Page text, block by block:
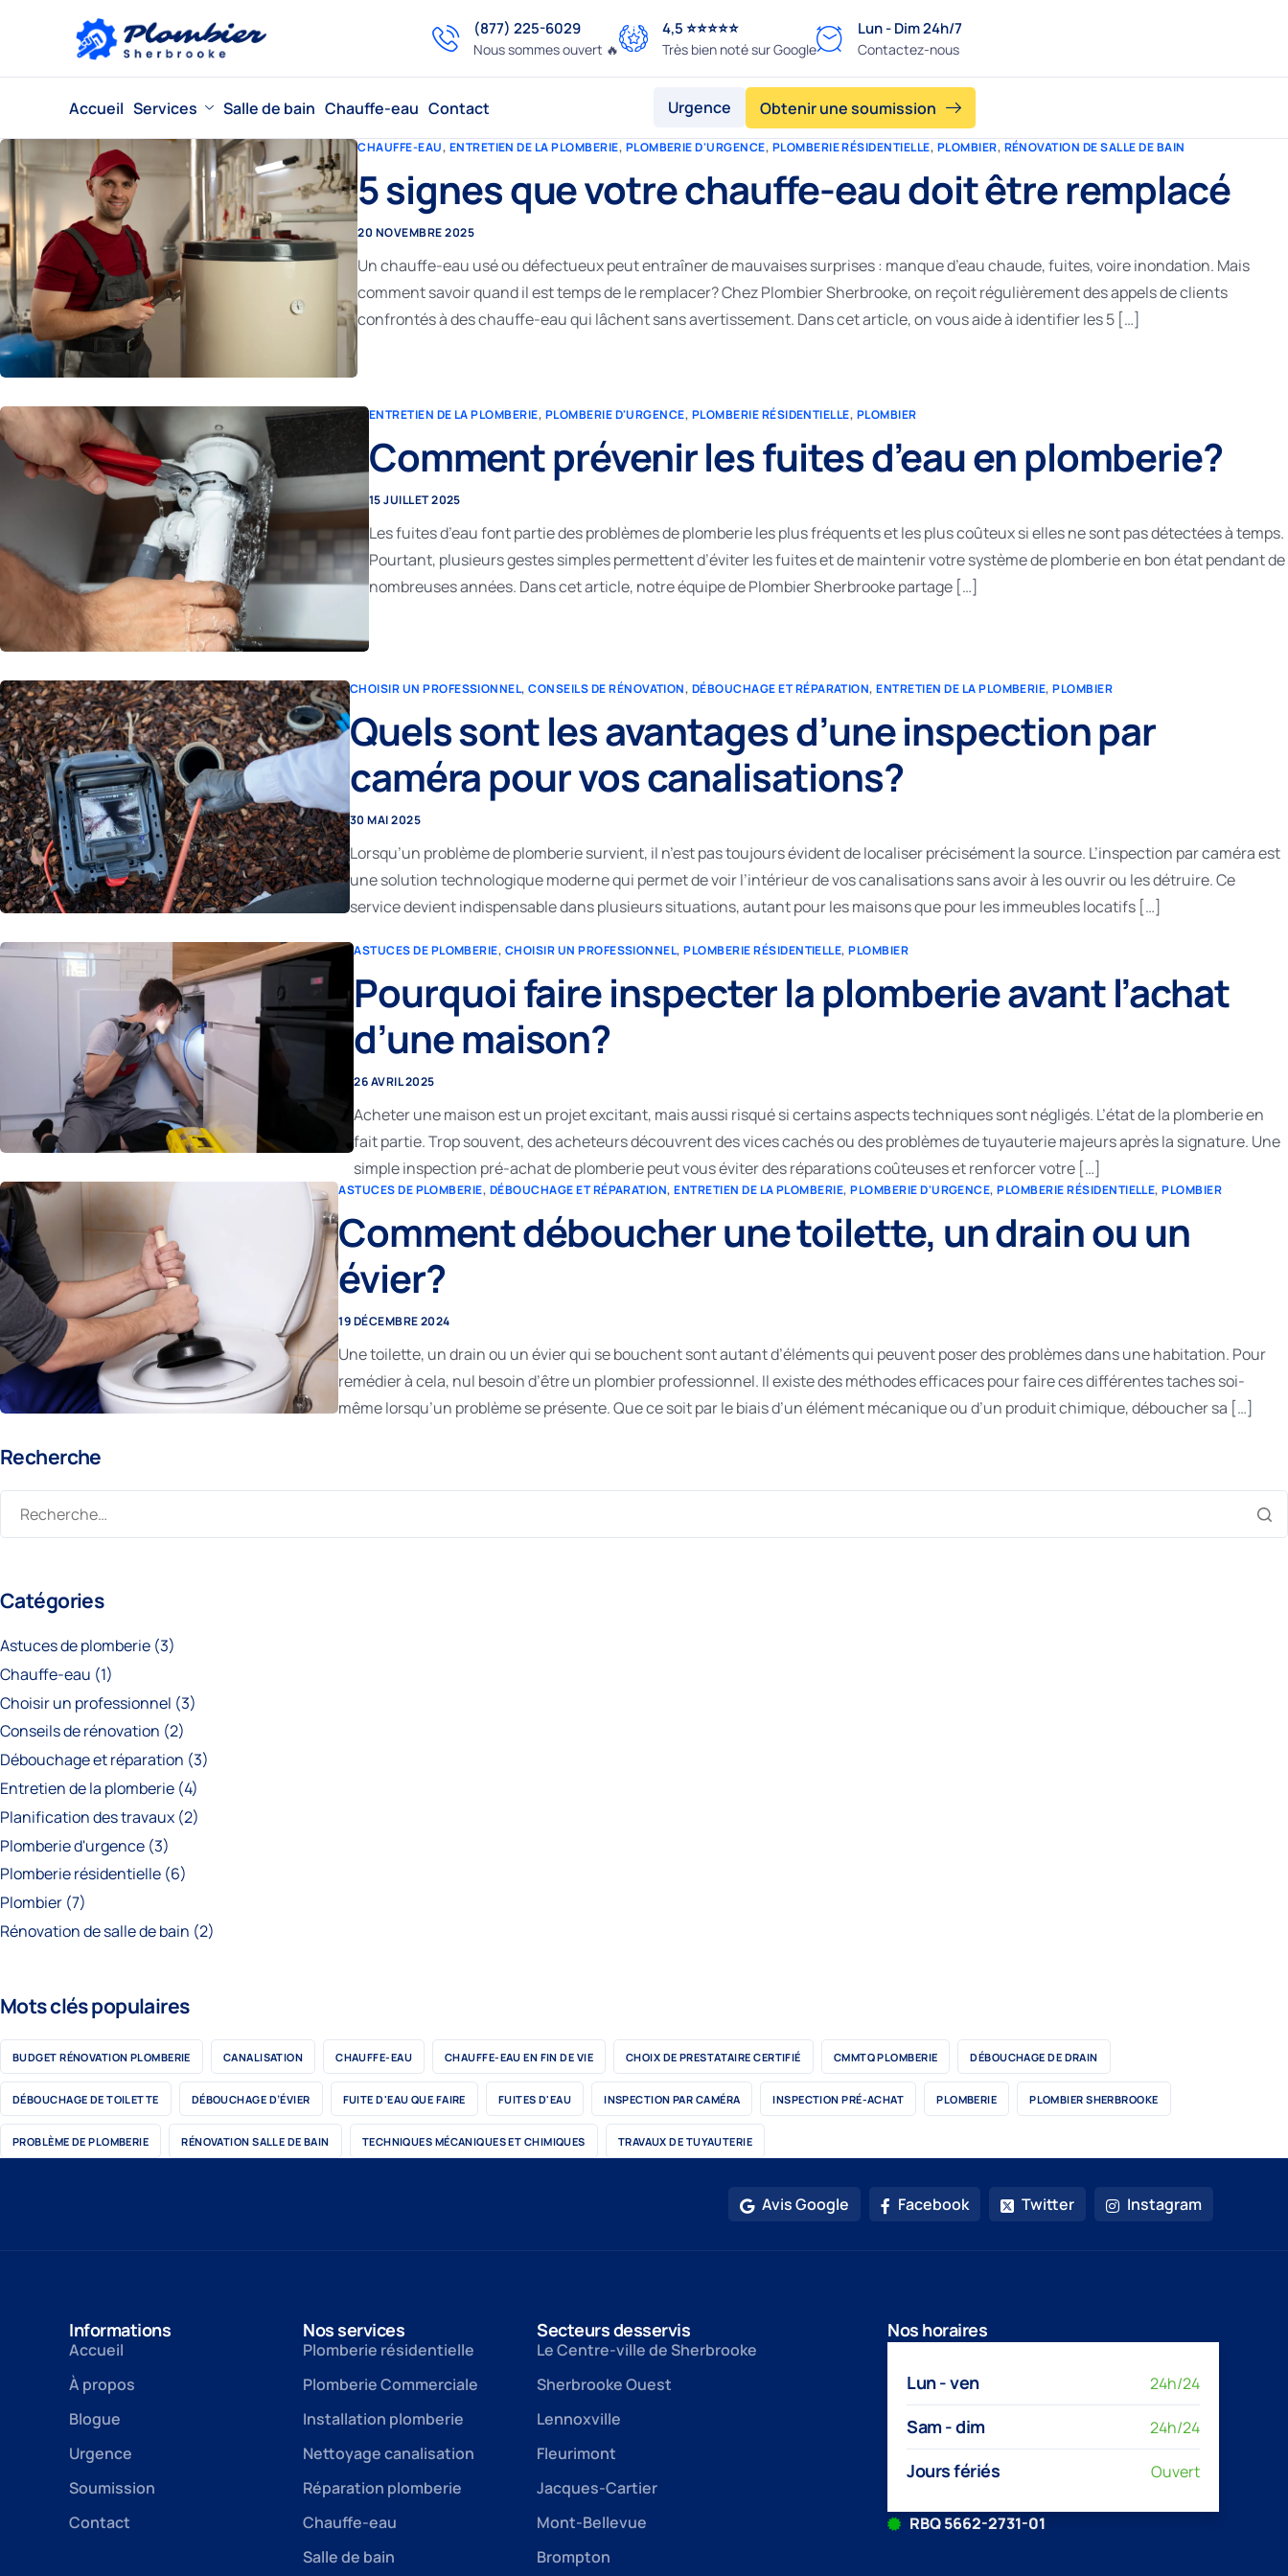
(877) 225-6029
Nous sommes ouvert 🔥
4,5 ⭐️⭐️⭐️⭐️⭐️
Très bien noté sur Google
Lun - Dim 24h/7
Contactez-nous
Accueil Services Salle de bain Chauffe-eau Contact Urgence Obtenir une soumission
CHAUFFE-EAU, ENTRETIEN DE LA PLOMBERIE, PLOMBERIE D'URGENCE, PLOMBERIE RÉSIDENTIELLE, PLOMBIER, RÉNOVATION DE SALLE DE BAIN
5 signes que votre chauffe-eau doit être remplacé
20 NOVEMBRE 2025
Un chauffe-eau usé ou défectueux peut entraîner de mauvaises surprises : manque d’eau chaude, fuites, voire inondation. Mais
comment savoir quand il est temps de le remplacer? Chez Plombier Sherbrooke, on reçoit régulièrement des appels de clients
confrontés à des chauffe-eau qui lâchent sans avertissement. Dans cet article, on vous aide à identifier les 5 […]
ENTRETIEN DE LA PLOMBERIE, PLOMBERIE D'URGENCE, PLOMBERIE RÉSIDENTIELLE, PLOMBIER
Comment prévenir les fuites d’eau en plomberie?
15 JUILLET 2025
Les fuites d’eau font partie des problèmes de plomberie les plus fréquents et les plus coûteux si elles ne sont pas détectées à temps.
Pourtant, plusieurs gestes simples permettent d’éviter les fuites et de maintenir votre système de plomberie en bon état pendant de
nombreuses années. Dans cet article, notre équipe de Plombier Sherbrooke partage […]
CHOISIR UN PROFESSIONNEL,CONSEILS DE RÉNOVATION, DÉBOUCHAGE ET RÉPARATION,ENTRETIEN DE LA PLOMBERIE,PLOMBIER
Quels sont les avantages d’une inspection par
caméra pour vos canalisations?
30 MAI 2025
Lorsqu’un problème de plomberie survient, il n’est pas toujours évident de localiser précisément la source. L’inspection par caméra est
une solution technologique moderne qui permet de voir l’intérieur de vos canalisations sans avoir à les ouvrir ou les détruire. Ce
service devient indispensable dans plusieurs situations, autant pour les maisons que pour les immeubles locatifs […]
ASTUCES DE PLOMBERIE, CHOISIR UN PROFESSIONNEL,PLOMBERIE RÉSIDENTIELLE,PLOMBIER
Pourquoi faire inspecter la plomberie avant l’achat
d’une maison?
26 AVRIL 2025
Acheter une maison est un projet excitant, mais aussi risqué si certains aspects techniques sont négligés. L’état de la plomberie en
fait partie. Trop souvent, des acheteurs découvrent des vices cachés ou des problèmes de tuyauterie majeurs après la signature. Une
simple inspection pré-achat de plomberie peut vous éviter des réparations coûteuses et renforcer votre […]
ASTUCES DE PLOMBERIE, DÉBOUCHAGE ET RÉPARATION,ENTRETIEN DE LA PLOMBERIE,PLOMBERIE D'URGENCE,PLOMBERIE RÉSIDENTIELLE,PLOMBIER
Comment déboucher une toilette, un drain ou un
évier?
19 DÉCEMBRE 2024
Une toilette, un drain ou un évier qui se bouchent sont autant d’éléments qui peuvent poser des problèmes dans une habitation. Pour
remédier à cela, nul besoin d’être un plombier professionnel. Il existe des méthodes efficaces pour faire ces différentes taches soi-
même lorsqu’un problème se présente. Que ce soit par le biais d’un élément mécanique ou d’un produit chimique, déboucher sa […]
Recherche
Catégories
Astuces de plomberie (3)
Chauffe-eau (1)
Choisir un professionnel (3)
Conseils de rénovation (2)
Débouchage et réparation (3)
Entretien de la plomberie (4)
Planification des travaux (2)
Plomberie d'urgence (3)
Plomberie résidentielle (6)
Plombier (7)
Rénovation de salle de bain (2)
Mots clés populaires
BUDGET RÉNOVATION PLOMBERIE CANALISATION CHAUFFE-EAU CHAUFFE-EAU EN FIN DE VIE CHOIX DE PRESTATAIRE CERTIFIÉ CMMTQ PLOMBERIE DÉBOUCHAGE DE DRAIN
DÉBOUCHAGE DE TOILETTE DÉBOUCHAGE D’ÉVIER FUITE D'EAU QUE FAIRE FUITES D'EAU INSPECTION PAR CAMÉRA INSPECTION PRÉ-ACHAT PLOMBERIE PLOMBIER SHERBROOKE
PROBLÈME DE PLOMBERIE RÉNOVATION SALLE DE BAIN TECHNIQUES MÉCANIQUES ET CHIMIQUES TRAVAUX DE TUYAUTERIE
Avis Google Facebook Twitter Instagram
Informations
Accueil
À propos
Blogue
Urgence
Soumission
Contact
Nos services
Plomberie résidentielle
Plomberie Commerciale
Installation plomberie
Nettoyage canalisation
Réparation plomberie
Chauffe-eau
Salle de bain
Secteurs desservis
Le Centre-ville de Sherbrooke
Sherbrooke Ouest
Lennoxville
Fleurimont
Jacques-Cartier
Mont-Bellevue
Brompton
Nos horaires
Lun - ven 24h/24
Sam - dim 24h/24
Jours fériés Ouvert
RBQ 5662-2731-01